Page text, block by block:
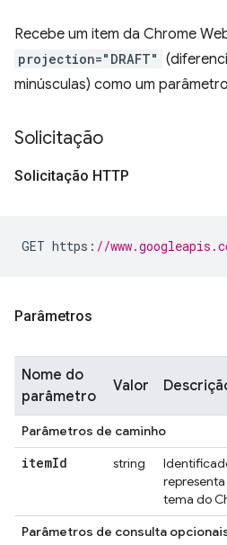
Recebe um item da Chrome
projection="DRAFT"
minúsculas) como um
Solicitação
Solicitação HTTP
GET https : //
Parâmetros
Nome do
parâmetro
Valor
Parâmetros de caminho
itemId string
representa
tema do
Parâmetros de consulta